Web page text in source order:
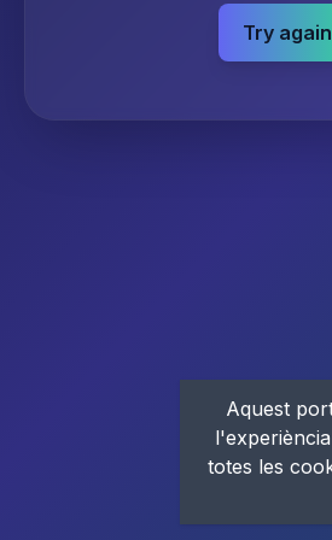
Try again
Aquest
totes les